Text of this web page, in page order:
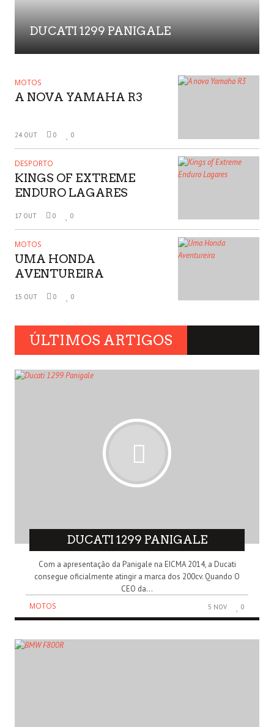
DUCATI 1299 PANIGALE
MOTOS
A NOVA YAMAHA R3
24 OUT 0 0
DESPORTO
KINGS OF EXTREME
ENDURO LAGARES
17 OUT 0 0
MOTOS
UMA HONDA
AVENTUREIRA
15 OUT 0 0
ÚLTIMOS ARTIGOS
DUCATI 1299 PANIGALE
Com a apresentação da Panigale na EICMA 2014, a Ducati
consegue oficialmente atingir a marca dos 200cv. Quando O
CEO da...
MOTOS
5 NOV 0